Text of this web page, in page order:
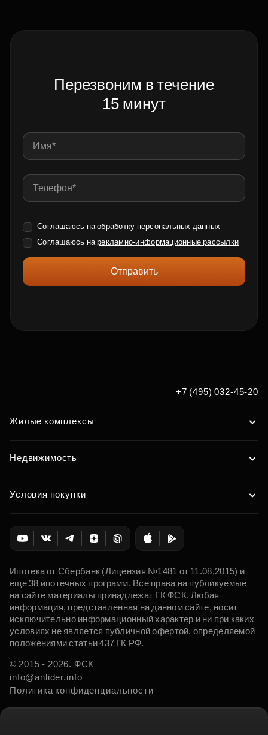
Перезвоним в течение
15 минут
Соглашаюсь на обработку персональных данных
Соглашаюсь нарекламно-информационные рассылки
Отправить
+7 (495) 032-45-20
Жилые комплексы
Недвижимость
Условия покупки
Ипотека от Сбербанк (Лицензия №1481 от 11.08.2015) и
еще 38 ипотечных программ. Все права на публикуемые
на сайте материалы принадлежат ГК ФСК. Любая
информация, представленная на данном сайте, носит
исключительно информационный характер и ни при каких
условиях не является публичной офертой, определяемой
положениями статьи 437 ГК РФ.
© 2015 - 2026. ФСК
info@anlider.info
Политика конфиденциальности